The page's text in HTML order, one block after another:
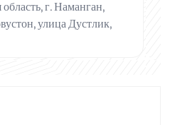
г. Наманган,
улица Дустлик,